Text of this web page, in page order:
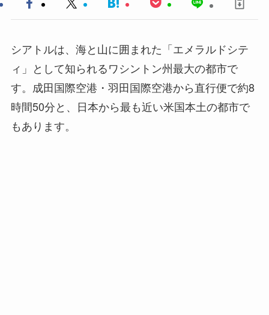
シアトルは、海と山に囲まれた「エメラルドシテ
ィ」として知られるワシントン州最大の都市で
す。成田国際空港・羽田国際空港から直行便で約8
時間50分と、日本から最も近い米国本土の都市で
もあります。